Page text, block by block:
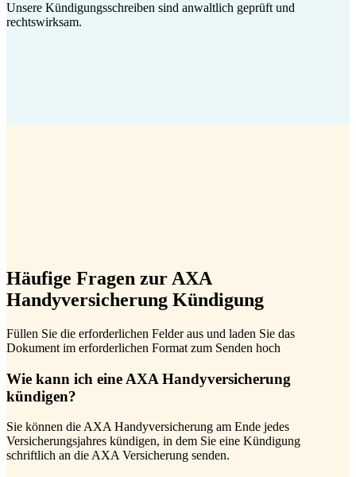
Unsere Kündigungsschreiben sind anwaltlich geprüft und
rechtswirksam.
Häufige Fragen zur AXA
Handyversicherung Kündigung
Füllen Sie die erforderlichen Felder aus und laden Sie das
Dokument im erforderlichen Format zum Senden hoch
Wie kann ich eine AXA Handyversicherung
kündigen?
Sie können die AXA Handyversicherung am Ende jedes
Versicherungsjahres kündigen, in dem Sie eine Kündigung
schriftlich an die AXA Versicherung senden.